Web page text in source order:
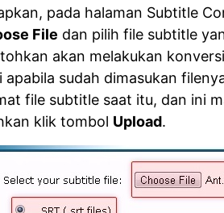
pada halaman Subtitle
File dan pilih file subtitle
akan melakukan konversi
apabila sudah dimasukan
file subtitle saat itu, dan ini
klik tombol Upload.